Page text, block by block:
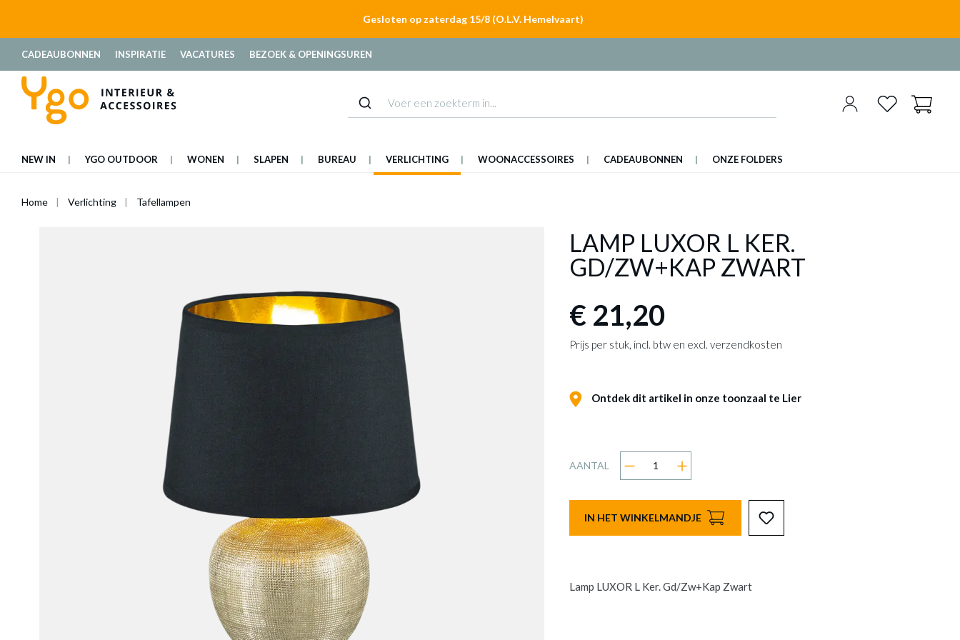
Gesloten op zaterdag 15/8 (O.L.V. Hemelvaart)
CADEAUBONNEN INSPIRATIE VACATURES BEZOEK & OPENINGSUREN
NEW IN YGO OUTDOOR WONEN SLAPEN BUREAU VERLICHTING WOONACCESSOIRES CADEAUBONNEN ONZE FOLDERS
Home Verlichting Tafellampen
LAMP LUXOR L KER.
GD/ZW+KAP ZWART
€ 21,20
Prijs per stuk, incl. btw en excl. verzendkosten
Ontdek dit artikel in onze toonzaal te Lier
AANTAL
IN HET WINKELMANDJE
Lamp LUXOR L Ker. Gd/Zw+Kap Zwart